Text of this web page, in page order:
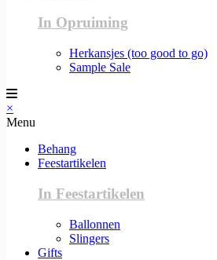
In Opruiming
Herkansjes (too good to go)
Sample Sale
×
Menu
Behang
Feestartikelen
In Feestartikelen
Ballonnen
Slingers
Gifts